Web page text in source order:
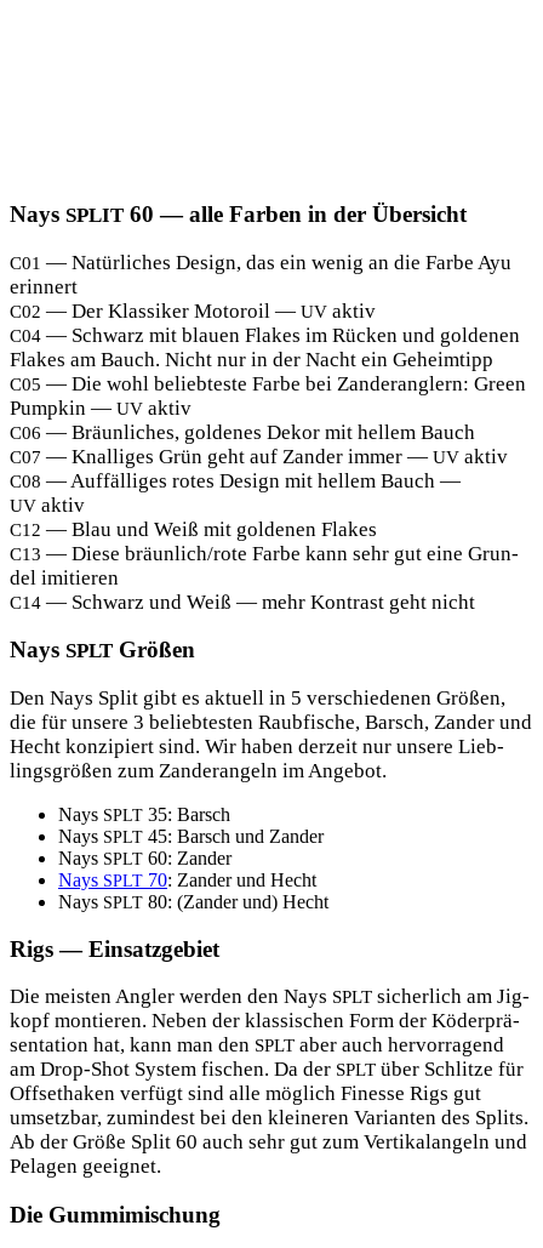
Nays SPLIT 60 — alle Farben in der Übersicht
C01 — Natür­li­ches Design, das ein wenig an die Far­be Ayu
erinnert
C02 — Der Klas­si­ker Moto­roil — UV aktiv
C04 — Schwarz mit blau­en Flakes im Rücken und gol­de­nen
Flakes am Bauch. Nicht nur in der Nacht ein Geheimtipp
C05 — Die wohl belieb­tes­te Far­be bei Zan­der­ang­lern: Green
Pump­kin — UV aktiv
C06 — Bräun­li­ches, gol­de­nes Dekor mit hel­lem Bauch
C07 — Knal­li­ges Grün geht auf Zan­der immer — UV aktiv
C08 — Auf­fäl­li­ges rotes Design mit hel­lem Bauch —
UV aktiv
C12 — Blau und Weiß mit gol­de­nen Flakes
C13 — Die­se bräunlich/rote Far­be kann sehr gut eine Grun­
del imitieren
C14 — Schwarz und Weiß — mehr Kon­trast geht nicht
Nays SPLT Größen
Den Nays Split gibt es aktu­ell in 5 ver­schie­de­nen Grö­ßen,
die für unse­re 3 belieb­tes­ten Raub­fi­sche, Barsch, Zan­der und
Hecht kon­zi­piert sind. Wir haben der­zeit nur unse­re Lieb­
lings­grö­ßen zum Zan­der­an­geln im Angebot.
Nays SPLT 35: Barsch
Nays SPLT 45: Barsch und Zander
Nays SPLT 60: Zander
Nays SPLT 70: Zan­der und Hecht
Nays SPLT 80: (Zan­der und) Hecht
Rigs — Einsatzgebiet
Die meis­ten Ang­ler wer­den den Nays SPLT sicher­lich am Jig­
kopf mon­tie­ren. Neben der klas­si­schen Form der Köder­prä­
sen­ta­ti­on hat, kann man den SPLT aber auch her­vor­ra­gend
am Drop-Shot Sys­tem fischen. Da der SPLT über Schlit­ze für
Off­s­et­ha­ken ver­fügt sind alle mög­lich Fines­se Rigs gut
umsetz­bar, zumin­dest bei den klei­ne­ren Vari­an­ten des Splits.
Ab der Grö­ße Split 60 auch sehr gut zum Ver­ti­kal­an­geln und
Pela­gen geeignet.
Die Gummimischung